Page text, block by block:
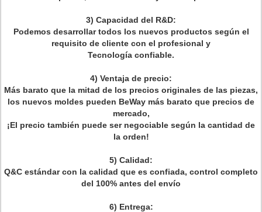
3) Capacidad del R&D:
Podemos desarrollar todos los nuevos productos según el
requisito de cliente con el profesional y
Tecnología confiable.
4) Ventaja de precio:
Más barato que la mitad de los precios originales de las piezas,
los nuevos moldes pueden BeWay más barato que precios de
mercado,
¡El precio también puede ser negociable según la cantidad de
la orden!
5) Calidad:
Q&C estándar con la calidad que es confiada, control completo
del 100% antes del envío
6) Entrega: